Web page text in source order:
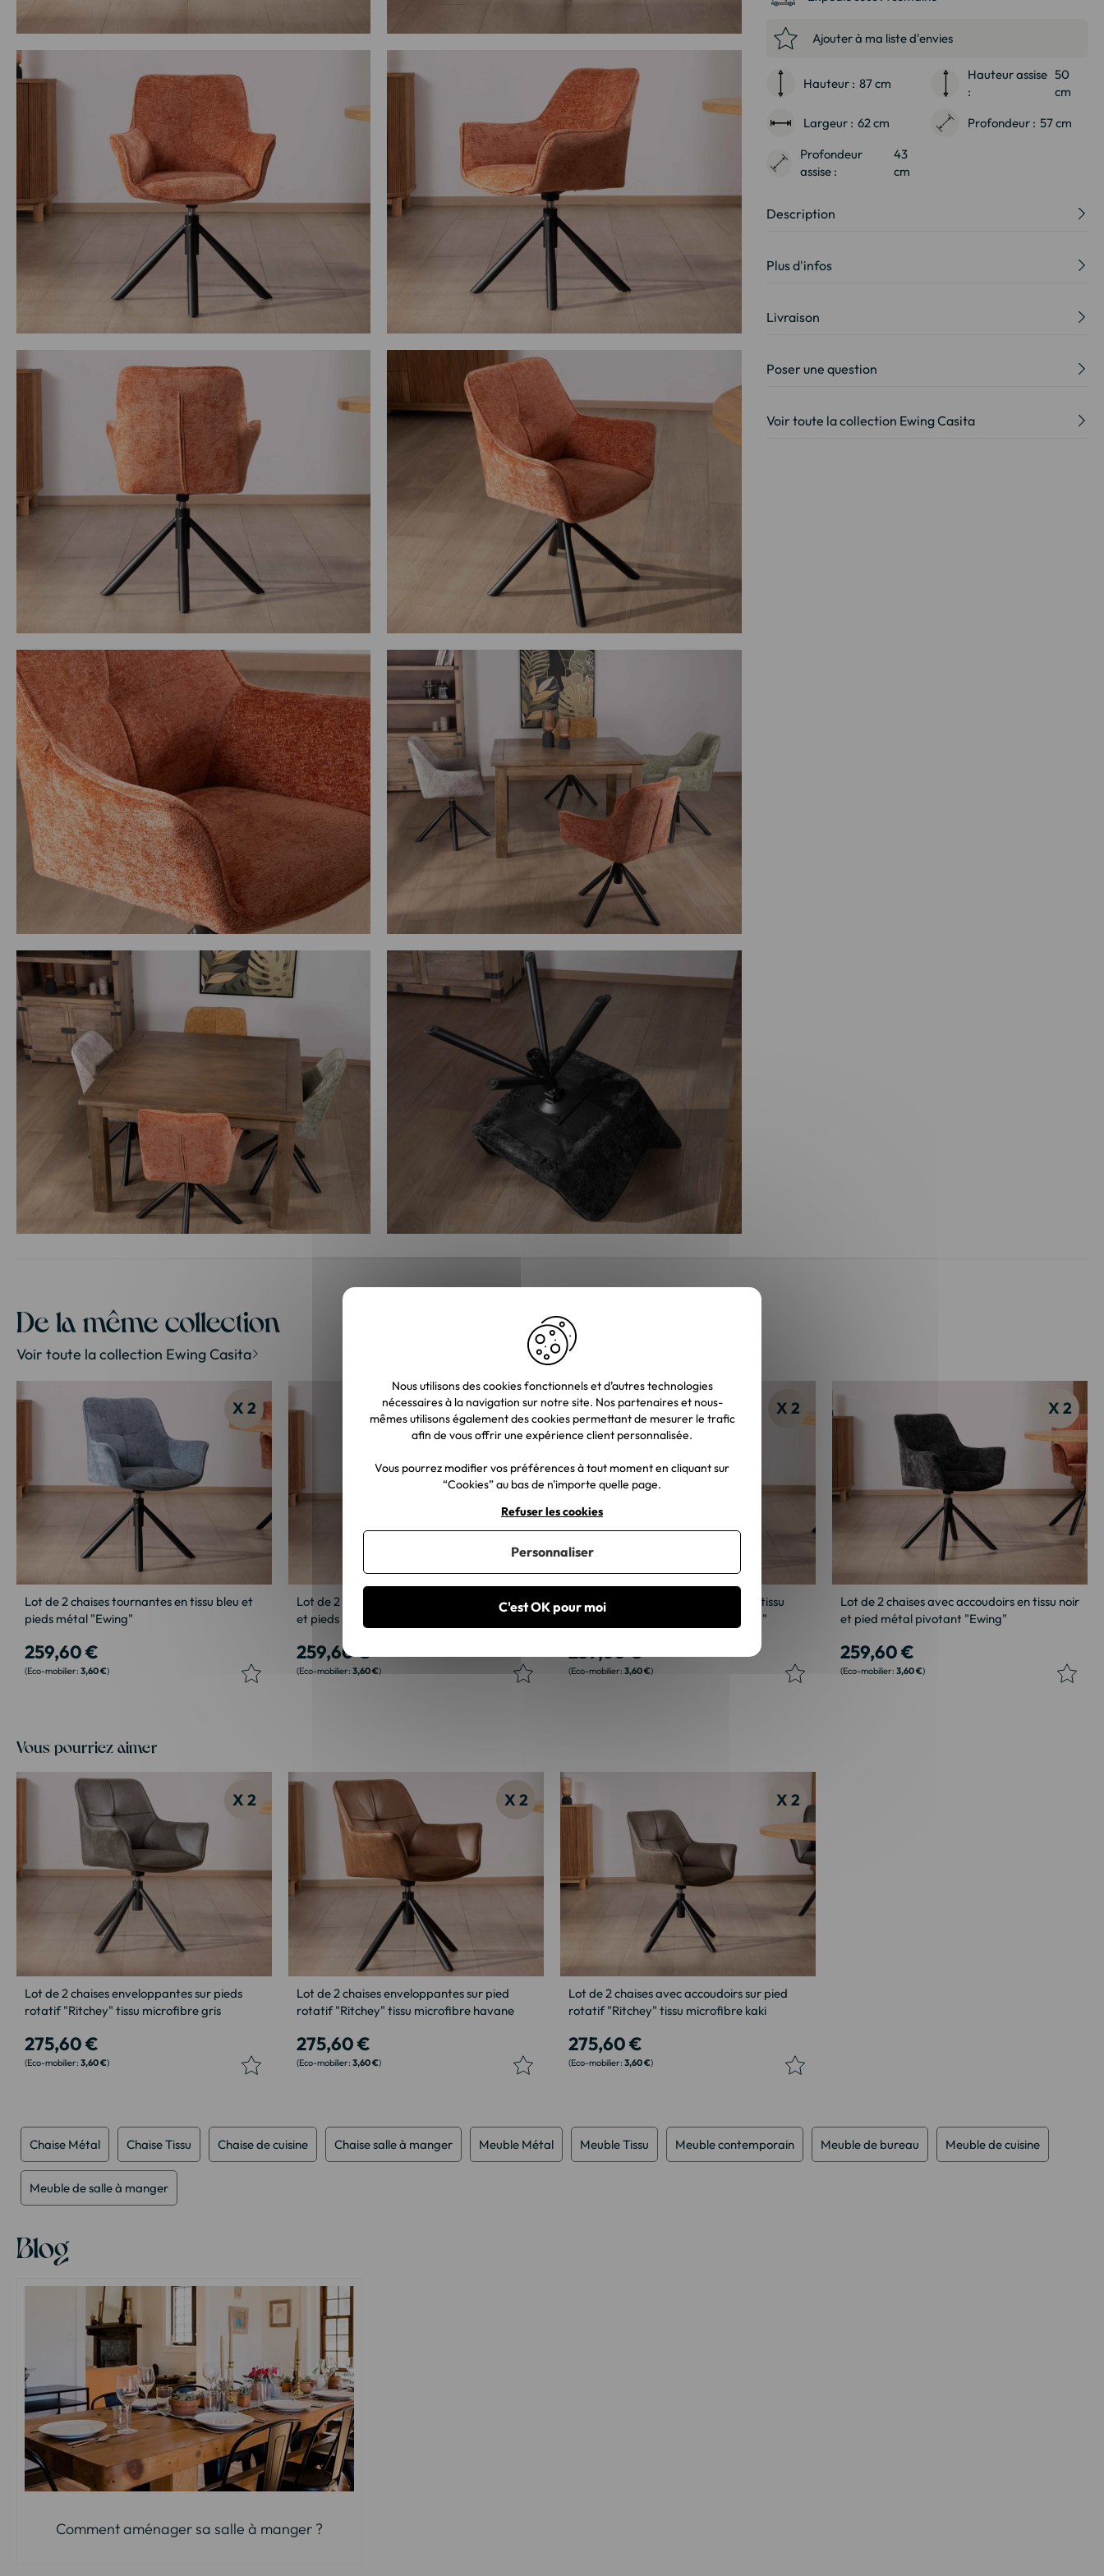
la
Galerie
Ajouter à ma liste d'envies
Hauteur : 87 cm
Hauteur assise
:
50
cm
Largeur : 62 cm Profondeur : 57 cm
Profondeur
assise :
43
cm
Description
Plus d'infos
Livraison
Poser une question
Voir toute la collection Ewing Casita
De la même collection
Voir toute la collection Ewing Casita
X 2
Lot de 2 chaises tournantes en tissu bleu et
pieds métal "Ewing"
259,60 €
3,60 €
X 2
Lot de 2 chaises tournantes en tissu gris clair
et pieds métal "Ewing"
259,60 €
3,60 €
X 2
Lot de 2 chaises avec accoudoirs en tissu
jaune et pied métal pivotant "Ewing"
259,60 €
3,60 €
X 2
Lot de 2 chaises avec accoudoirs en tissu noir
et pied métal pivotant "Ewing"
259,60 €
3,60 €
Vous pourriez aimer
X 2
Lot de 2 chaises enveloppantes sur pieds
rotatif "Ritchey" tissu microfibre gris
275,60 €
3,60 €
X 2
Lot de 2 chaises enveloppantes sur pied
rotatif "Ritchey" tissu microfibre havane
275,60 €
3,60 €
X 2
Lot de 2 chaises avec accoudoirs sur pied
rotatif "Ritchey" tissu microfibre kaki
275,60 €
3,60 €
Chaise Métal Chaise Tissu Chaise de cuisine Chaise salle à manger Meuble Métal Meuble Tissu Meuble contemporain Meuble de bureau Meuble de cuisine
Meuble de salle à manger
Blog
Comment aménager sa salle à manger ?
Nous utilisons des cookies fonctionnels et d’autres technologies
nécessaires à la navigation sur notre site. Nos partenaires et nous-
mêmes utilisons également des cookies permettant de mesurer le trafic
afin de vous offrir une expérience client personnalisée.
Vous pourrez modifier vos préférences à tout moment en cliquant sur
“Cookies” au bas de n'importe quelle page.
C'est OK pour moi
Refuser les cookies
Personnaliser